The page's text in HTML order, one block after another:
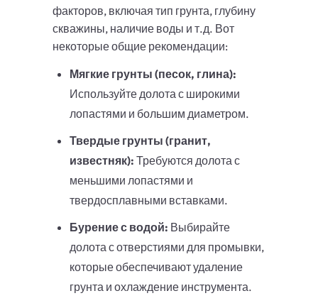
факторов, включая тип грунта, глубину
скважины, наличие воды и т.д. Вот
некоторые общие рекомендации:
Мягкие грунты (песок, глина):
Используйте долота с широкими
лопастями и большим диаметром.
Твердые грунты (гранит,
известняк): Требуются долота с
меньшими лопастями и
твердосплавными вставками.
Бурение с водой: Выбирайте
долота с отверстиями для промывки,
которые обеспечивают удаление
грунта и охлаждение инструмента.